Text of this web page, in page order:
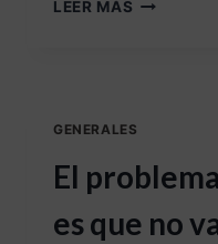
LEER MÁS
GENERALES
El
es que no